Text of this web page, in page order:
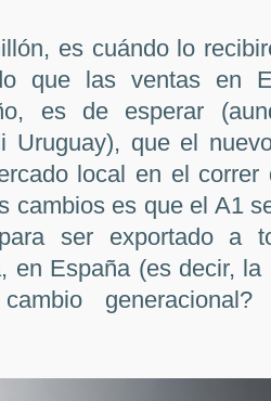
es cuándo lo
que las ventas en
es de esperar
Uruguay), que el
local en el correr
cambios es que el A1
ser exportado a
en España (es decir,